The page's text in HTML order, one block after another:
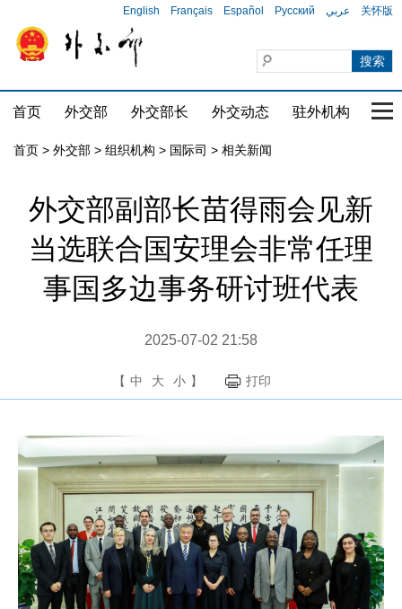
English Français Español Русский عربي 关怀版
首页 外交部 外交部长 外交动态 驻外机构 国
首页 > 外交部 > 组织机构 > 国际司 > 相关新闻
外交部副部长苗得雨会见新
当选联合国安理会非常任理
事国多边事务研讨班代表
2025-07-02 21:58
【 中 大 小 】 打印